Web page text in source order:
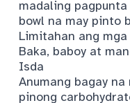
madaling
bowl na may pinto
Limitahan ang
Baka, baboy at
Isda
Anumang bagay
pinong